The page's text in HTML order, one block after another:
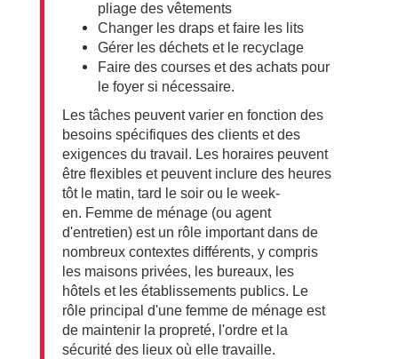
pliage des vêtements
Changer les draps et faire les lits
Gérer les déchets et le recyclage
Faire des courses et des achats pour
le foyer si nécessaire.
Les tâches peuvent varier en fonction des
besoins spécifiques des clients et des
exigences du travail. Les horaires peuvent
être flexibles et peuvent inclure des heures
tôt le matin, tard le soir ou le week-
en. Femme de ménage (ou agent
d'entretien) est un rôle important dans de
nombreux contextes différents, y compris
les maisons privées, les bureaux, les
hôtels et les établissements publics. Le
rôle principal d'une femme de ménage est
de maintenir la propreté, l'ordre et la
sécurité des lieux où elle travaille.